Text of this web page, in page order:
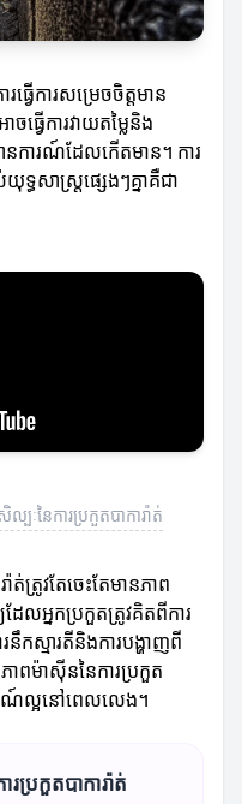
ធ្វើការសម្រេចចិត្តមាន
ធ្វើការវាយតម្លៃនិង
នការណ៍ដែលកើតមាន។ ការ
សាស្ត្រផ្សេងៗគ្នាគឺជា
នៃការប្រកួតបាការ៉ាត់
ត់ត្រូវតែចេះតែមានភាព
ែលអ្នកប្រកួតត្រូវគិតពីការ
កស្មារតីនិងការបង្ហាញពី
ភាពម៉ាស៊ីននៃការប្រកួត
មណ៍ល្អនៅពេលលេង។
រប្រកួតបាការ៉ាត់